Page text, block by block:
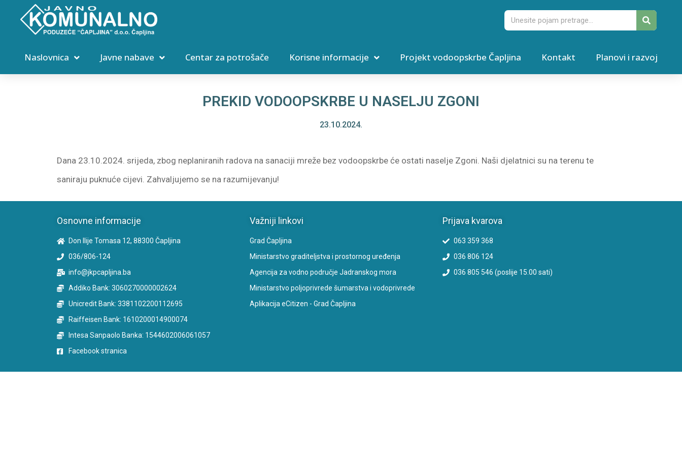
Naslovnica Javne nabave Centar za potrošače Korisne informacije Projekt vodoopskrbe Čapljina Kontakt Planovi i razvoj
PREKID VODOOPSKRBE U NASELJU ZGONI
23.10.2024.
Dana 23.10.2024. srijeda, zbog neplaniranih radova na sanaciji mreže bez vodoopskrbe će ostati naselje Zgoni. Naši djelatnici su na terenu te
saniraju puknuće cijevi. Zahvaljujemo se na razumijevanju!
Osnovne informacije
Don Ilije Tomasa 12, 88300 Čapljina
036/806-124
info@jkpcapljina.ba
Addiko Bank: 3060270000002624
Unicredit Bank: 3381102200112695
Raiffeisen Bank: 1610200014900074
Intesa Sanpaolo Banka: 1544602006061057
Facebook stranica
Važniji linkovi
Grad Čapljina
Ministarstvo graditeljstva i prostornog uređenja
Agencija za vodno područje Jadranskog mora
Ministarstvo poljoprivrede šumarstva i vodoprivrede
Aplikacija eCitizen - Grad Čapljina
Prijava kvarova
063 359 368
036 806 124
036 805 546 (poslije 15.00 sati)